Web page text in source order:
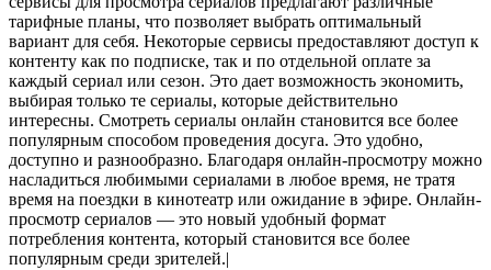
тарифные планы, что позволяет выбрать оптимальный
вариант для себя. Некоторые сервисы предоставляют доступ к
контенту как по подписке, так и по отдельной оплате за
каждый сериал или сезон. Это дает возможность экономить,
выбирая только те сериалы, которые действительно
интересны. Смотреть сериалы онлайн становится все более
популярным способом проведения досуга. Это удобно,
доступно и разнообразно. Благодаря онлайн-просмотру можно
насладиться любимыми сериалами в любое время, не тратя
время на поездки в кинотеатр или ожидание в эфире. Онлайн-
просмотр сериалов — это новый удобный формат
потребления контента, который становится все более
популярным среди зрителей.|